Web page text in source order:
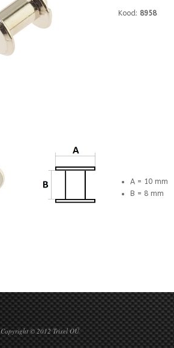
Kood: 8958
A = 10 mm
B = 8 mm
Copyright © 2012 Trixel OÜ